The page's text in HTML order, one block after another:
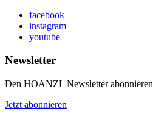
facebook
instagram
youtube
Newsletter
Den HOANZL Newsletter abonnieren
Jetzt abonnieren